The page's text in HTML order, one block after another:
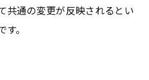
共通の変更が反映されるとい
。